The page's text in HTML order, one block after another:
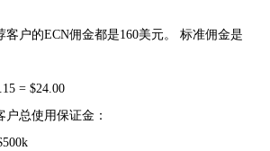
客户的ECN佣金都是160美元。 标准佣金是
= $24.00
总使用保证金：